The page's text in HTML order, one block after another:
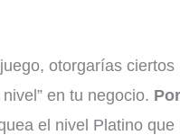
otorgarías ciertos
en tu negocio. Por
el nivel Platino que